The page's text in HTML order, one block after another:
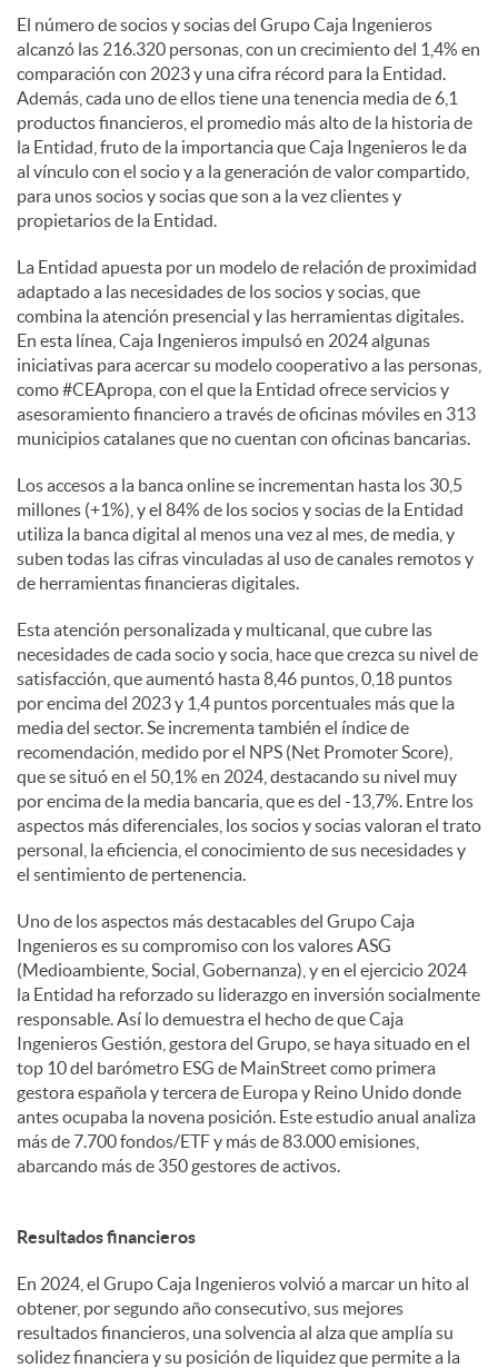
El número de socios y socias del Grupo Caja Ingenieros
alcanzó las 216.320 personas, con un crecimiento del 1,4% en
comparación con 2023 y una cifra récord para la Entidad.
Además, cada uno de ellos tiene una tenencia media de 6,1
productos financieros, el promedio más alto de la historia de
la Entidad, fruto de la importancia que Caja Ingenieros le da
al vínculo con el socio y a la generación de valor compartido,
para unos socios y socias que son a la vez clientes y
propietarios de la Entidad.
La Entidad apuesta por un modelo de relación de proximidad
adaptado a las necesidades de los socios y socias, que
combina la atención presencial y las herramientas digitales.
En esta línea, Caja Ingenieros impulsó en 2024 algunas
iniciativas para acercar su modelo cooperativo a las personas,
como #CEApropa, con el que la Entidad ofrece servicios y
asesoramiento financiero a través de oficinas móviles en 313
municipios catalanes que no cuentan con oficinas bancarias.
Los accesos a la banca online se incrementan hasta los 30,5
millones (+1%), y el 84% de los socios y socias de la Entidad
utiliza la banca digital al menos una vez al mes, de media, y
suben todas las cifras vinculadas al uso de canales remotos y
de herramientas financieras digitales.
Esta atención personalizada y multicanal, que cubre las
necesidades de cada socio y socia, hace que crezca su nivel de
satisfacción, que aumentó hasta 8,46 puntos, 0,18 puntos
por encima del 2023 y 1,4 puntos porcentuales más que la
media del sector. Se incrementa también el índice de
recomendación, medido por el NPS (Net Promoter Score),
que se situó en el 50,1% en 2024, destacando su nivel muy
por encima de la media bancaria, que es del -13,7%. Entre los
aspectos más diferenciales, los socios y socias valoran el trato
personal, la eficiencia, el conocimiento de sus necesidades y
el sentimiento de pertenencia.
Uno de los aspectos más destacables del Grupo Caja
Ingenieros es su compromiso con los valores ASG
(Medioambiente, Social, Gobernanza), y en el ejercicio 2024
la Entidad ha reforzado su liderazgo en inversión socialmente
responsable. Así lo demuestra el hecho de que Caja
Ingenieros Gestión, gestora del Grupo, se haya situado en el
top 10 del barómetro ESG de MainStreet como primera
gestora española y tercera de Europa y Reino Unido donde
antes ocupaba la novena posición. Este estudio anual analiza
más de 7.700 fondos/ETF y más de 83.000 emisiones,
abarcando más de 350 gestores de activos.
Resultados financieros
En 2024, el Grupo Caja Ingenieros volvió a marcar un hito al
obtener, por segundo año consecutivo, sus mejores
resultados financieros, una solvencia al alza que amplía su
solidez financiera y su posición de liquidez que permite a la